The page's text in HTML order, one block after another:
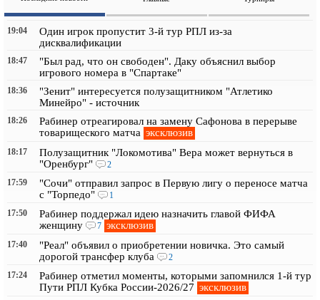
19:04
Один игрок пропустит 3-й тур РПЛ из-за
дисквалификации
18:47
"Был рад, что он свободен". Даку объяснил выбор
игрового номера в "Спартаке"
18:36
"Зенит" интересуется полузащитником "Атлетико
Минейро" - источник
18:26
Рабинер отреагировал на замену Сафонова в перерыве
товарищеского матча эксклюзив
18:17
Полузащитник "Локомотива" Вера может вернуться в
"Оренбург"
2
17:59
"Сочи" отправил запрос в Первую лигу о переносе матча
с "Торпедо"
1
17:50
Рабинер поддержал идею назначить главой ФИФА
женщину
7 эксклюзив
17:40
"Реал" объявил о приобретении новичка. Это самый
дорогой трансфер клуба
2
17:24
Рабинер отметил моменты, которыми запомнился 1-й тур
Пути РПЛ Кубка России-2026/27 эксклюзив